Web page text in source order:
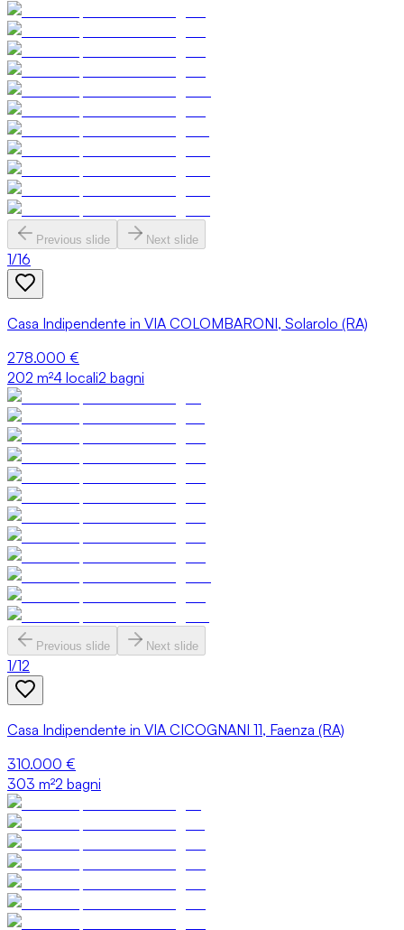
Previous slide Next slide
1/16
Casa Indipendente in VIA COLOMBARONI, Solarolo (RA)
278.000 €
202 m²4 locali2 bagni
Previous slide Next slide
1/12
Casa Indipendente in VIA CICOGNANI 11, Faenza (RA)
310.000 €
303 m²2 bagni